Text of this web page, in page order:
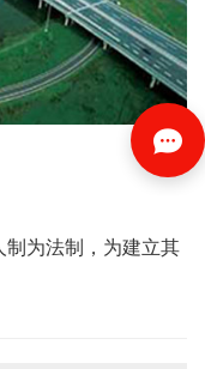
制为法制，为建立其